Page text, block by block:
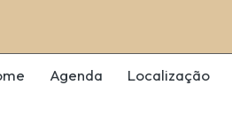
Agenda Localização